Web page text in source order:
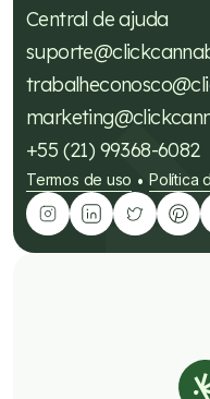
Central de ajuda
+55 (21) 99368-6082
Termos de uso • Política